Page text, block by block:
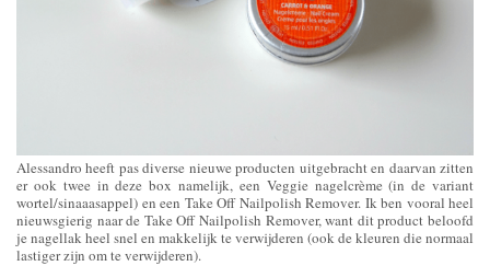
Alessandro heeft pas diverse nieuwe producten uitgebracht en daarvan zitten
er ook twee in deze box namelijk, een Veggie nagelcrème (in de variant
wortel/sinaaasappel) en een Take Off Nailpolish Remover. Ik ben vooral heel
nieuwsgierig naar de Take Off Nailpolish Remover, want dit product beloofd
je nagellak heel snel en makkelijk te verwijderen (ook de kleuren die normaal
lastiger zijn om te verwijderen).